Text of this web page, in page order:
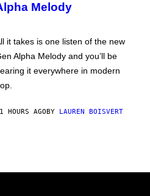
Melody
it takes is one listen of the new
Alpha Melody and you’ll be
it everywhere in modern
HOURS AGOBY LAUREN BOISVERT